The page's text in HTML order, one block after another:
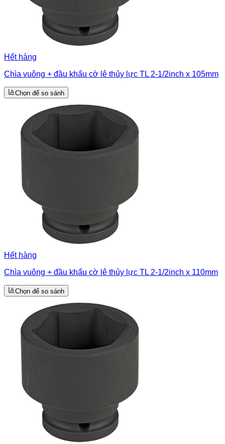
Hết hàng
Chìa vuông + đầu khẩu cờ lê thủy lực TL 2-1/2inch x 105mm
Chọn để so sánh
Hết hàng
Chìa vuông + đầu khẩu cờ lê thủy lực TL 2-1/2inch x 110mm
Chọn để so sánh